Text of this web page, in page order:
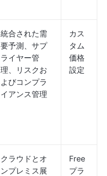
統合された需
要予測、サプ
ライヤー管
理、リスクお
よびコンプラ
イアンス管理
カス
タム
価格
設定
クラウドとオ
ンプレミス展
Free
プラ